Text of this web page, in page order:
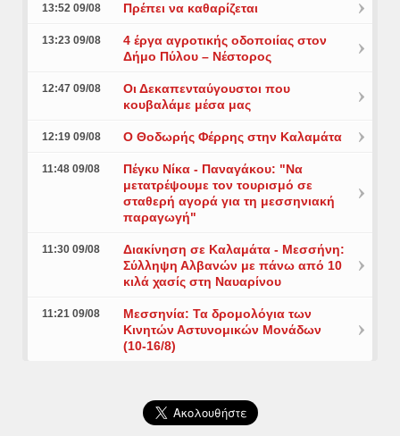
13:52 09/08 Πρέπει να καθαρίζεται
13:23 09/08
4 έργα αγροτικής οδοποιίας στον
Δήμο Πύλου – Νέστορος
12:47 09/08
Οι Δεκαπενταύγουστοι που
κουβαλάμε μέσα μας
12:19 09/08 Ο Θοδωρής Φέρρης στην Καλαμάτα
11:48 09/08
Πέγκυ Νίκα - Παναγάκου: "Να
μετατρέψουμε τον τουρισμό σε
σταθερή αγορά για τη μεσσηνιακή
παραγωγή"
11:30 09/08
Διακίνηση σε Καλαμάτα - Μεσσήνη:
Σύλληψη Αλβανών με πάνω από 10
κιλά χασίς στη Ναυαρίνου
11:21 09/08
Μεσσηνία: Τα δρομολόγια των
Κινητών Αστυνομικών Μονάδων
(10-16/8)